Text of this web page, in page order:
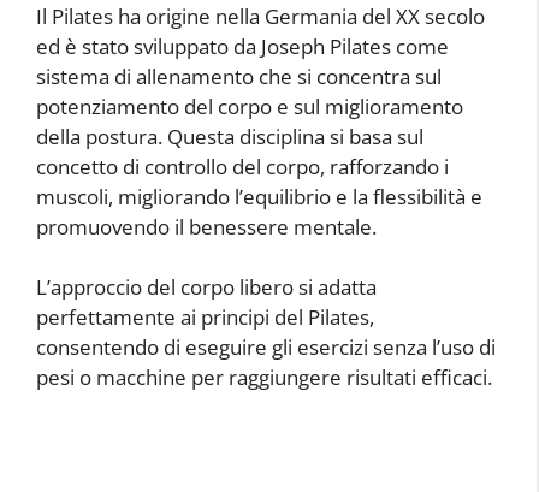
Il Pilates ha origine nella Germania del XX secolo
ed è stato sviluppato da Joseph Pilates come
sistema di allenamento che si concentra sul
potenziamento del corpo e sul miglioramento
della postura. Questa disciplina si basa sul
concetto di controllo del corpo, rafforzando i
muscoli, migliorando l’equilibrio e la flessibilità e
promuovendo il benessere mentale.
L’approccio del corpo libero si adatta
perfettamente ai principi del Pilates,
consentendo di eseguire gli esercizi senza l’uso di
pesi o macchine per raggiungere risultati efficaci.